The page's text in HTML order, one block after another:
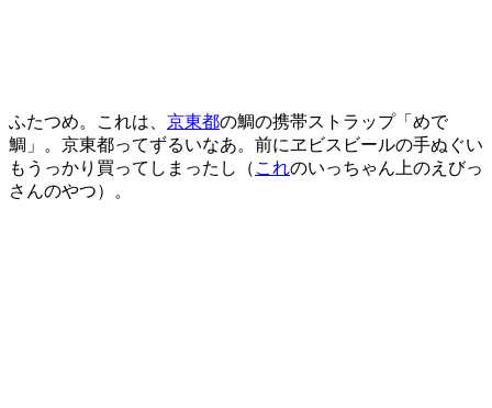
ふたつめ。これは、 京東都の鯛の携帯ストラップ「めで
鯛」。京東都ってずるいなあ。前にヱビスビールの手ぬぐい
もうっかり買ってしまったし（ これのいっちゃん上のえびっ
さんのやつ）。